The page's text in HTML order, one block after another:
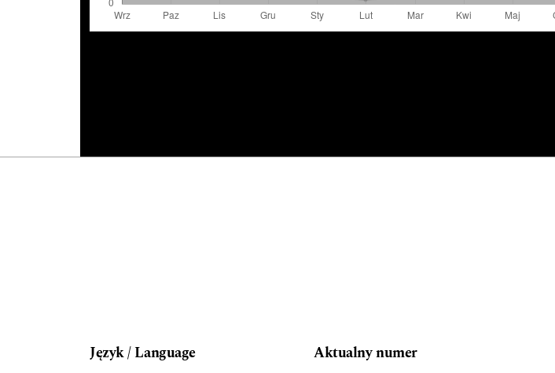
Język / Language Aktualny numer